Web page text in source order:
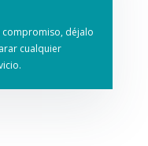
compromiso, déjalo
cualquier